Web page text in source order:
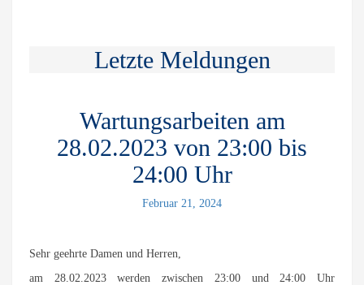
Letzte Meldungen
Wartungsarbeiten am
28.02.2023 von 23:00 bis
24:00 Uhr
Februar 21, 2024
Sehr geehrte Damen und Herren,
am 28.02.2023 werden zwischen 23:00 und 24:00 Uhr